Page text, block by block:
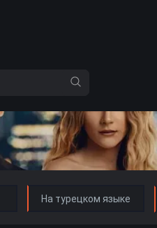
На турецком языке